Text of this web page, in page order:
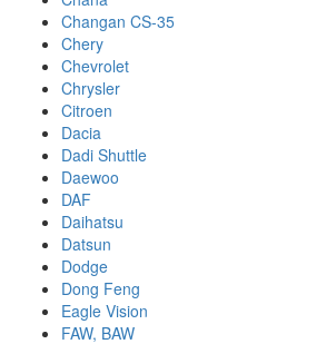
Changan CS-35
Chery
Chevrolet
Chrysler
Citroen
Dacia
Dadi Shuttle
Daewoo
DAF
Daihatsu
Datsun
Dodge
Dong Feng
Eagle Vision
FAW, BAW